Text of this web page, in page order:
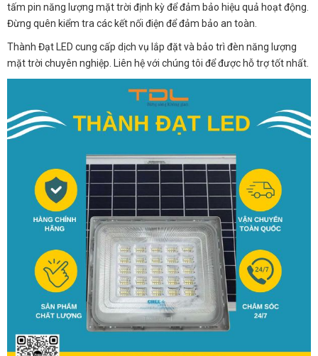
tấm pin năng lượng mặt trời định kỳ để đảm bảo hiệu quả hoạt động.
Đừng quên kiểm tra các kết nối điện để đảm bảo an toàn.
Thành Đạt LED cung cấp dịch vụ lắp đặt và bảo trì đèn năng lượng
mặt trời chuyên nghiệp. Liên hệ với chúng tôi để được hỗ trợ tốt nhất.